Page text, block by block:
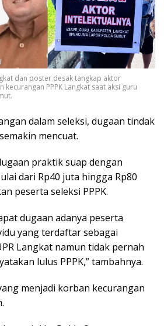
dan poster desak tangkap aktor
PPPK Langkat saat aksi guru
dalam seleksi, dugaan tindak
mencuat.
praktik suap dengan
dari Rp40 juta hingga Rp80
peserta seleksi PPPK.
dugaan adanya peserta
yang terdaftar sebagai
Langkat namun tidak pernah
lulus PPPK,” tambahnya.
menjadi korban kecurangan